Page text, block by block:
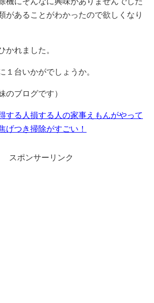
があることがわかったので欲しくなり
かれました。
１台いかがでしょうか。
のブログです）
する人損する人の家事えもんがやって
げつき掃除がすごい！
スポンサーリンク